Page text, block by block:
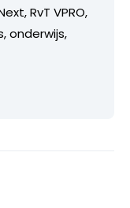
RvT VPRO,
onderwijs,